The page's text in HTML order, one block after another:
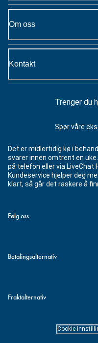
Om oss
Kontakt
Trenger du
Spør våre
Det er midlertidig kø i
svarer innen omtrent en
på telefon eller via LiveChat
Kundeservice hjelper deg
klart, så går det raskere å
Følg oss
Betalingsalternativ
Fraktalternativ
Cookie-